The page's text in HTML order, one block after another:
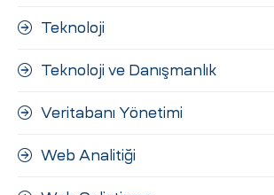
Teknoloji
Teknoloji ve Danışmanlık
Veritabanı Yönetimi
Web Analitiği